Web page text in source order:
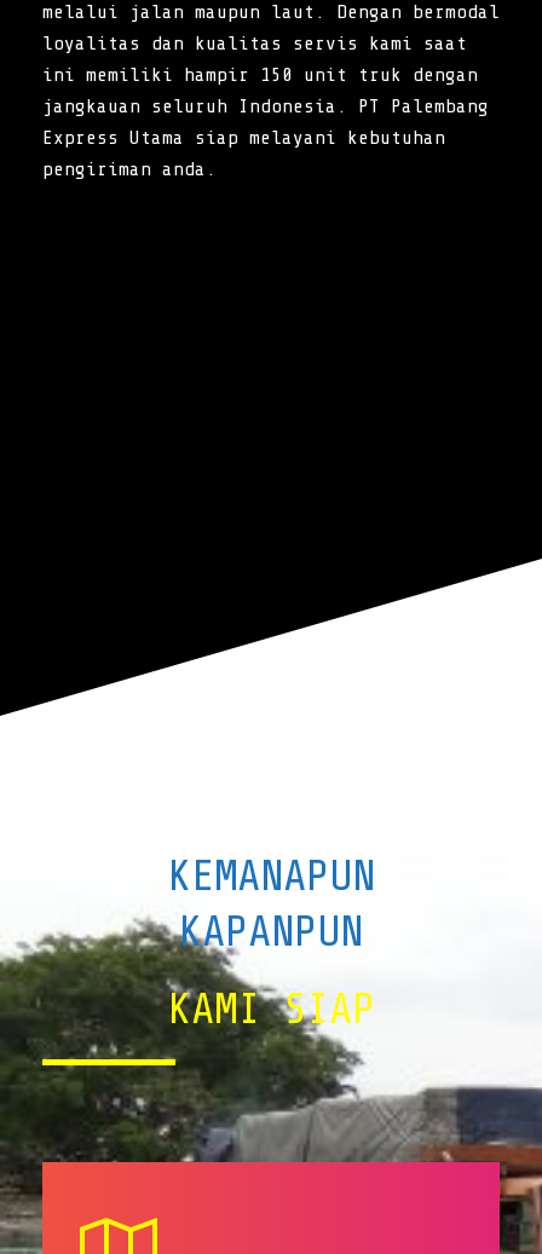
melalui jalan maupun laut. Dengan bermodal
loyalitas dan kualitas servis kami saat
ini memiliki hampir 150 unit truk dengan
jangkauan seluruh Indonesia. PT Palembang
Express Utama siap melayani kebutuhan
pengiriman anda.
KEMANAPUN
KAPANPUN
KAMI SIAP